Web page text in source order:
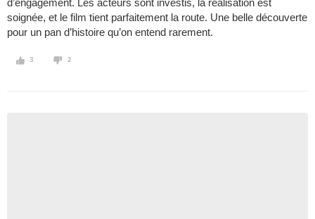
d’engagement. Les acteurs sont investis, la réalisation est
soignée, et le film tient parfaitement la route. Une belle découverte
pour un pan d’histoire qu’on entend rarement.
3 2